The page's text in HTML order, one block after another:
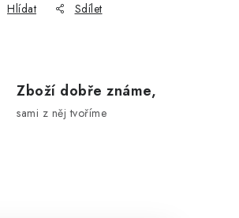
Hlídat Sdílet
Zboží dobře známe,
sami z něj tvoříme